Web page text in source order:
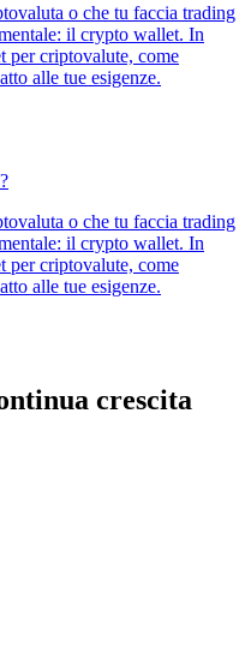
o che tu faccia trading
il crypto wallet. In
per criptovalute, come
alle tue esigenze.
o che tu faccia trading
il crypto wallet. In
per criptovalute, come
alle tue esigenze.
crescita